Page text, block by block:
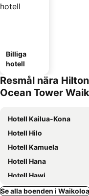
Billiga
hotell
Resmål nära
Ocean Tower
Hotell Kailua-Kona
Hotell Hilo
Hotell Kamuela
Hotell Hana
Hotell Hawi
Se alla boenden i Waikoloa